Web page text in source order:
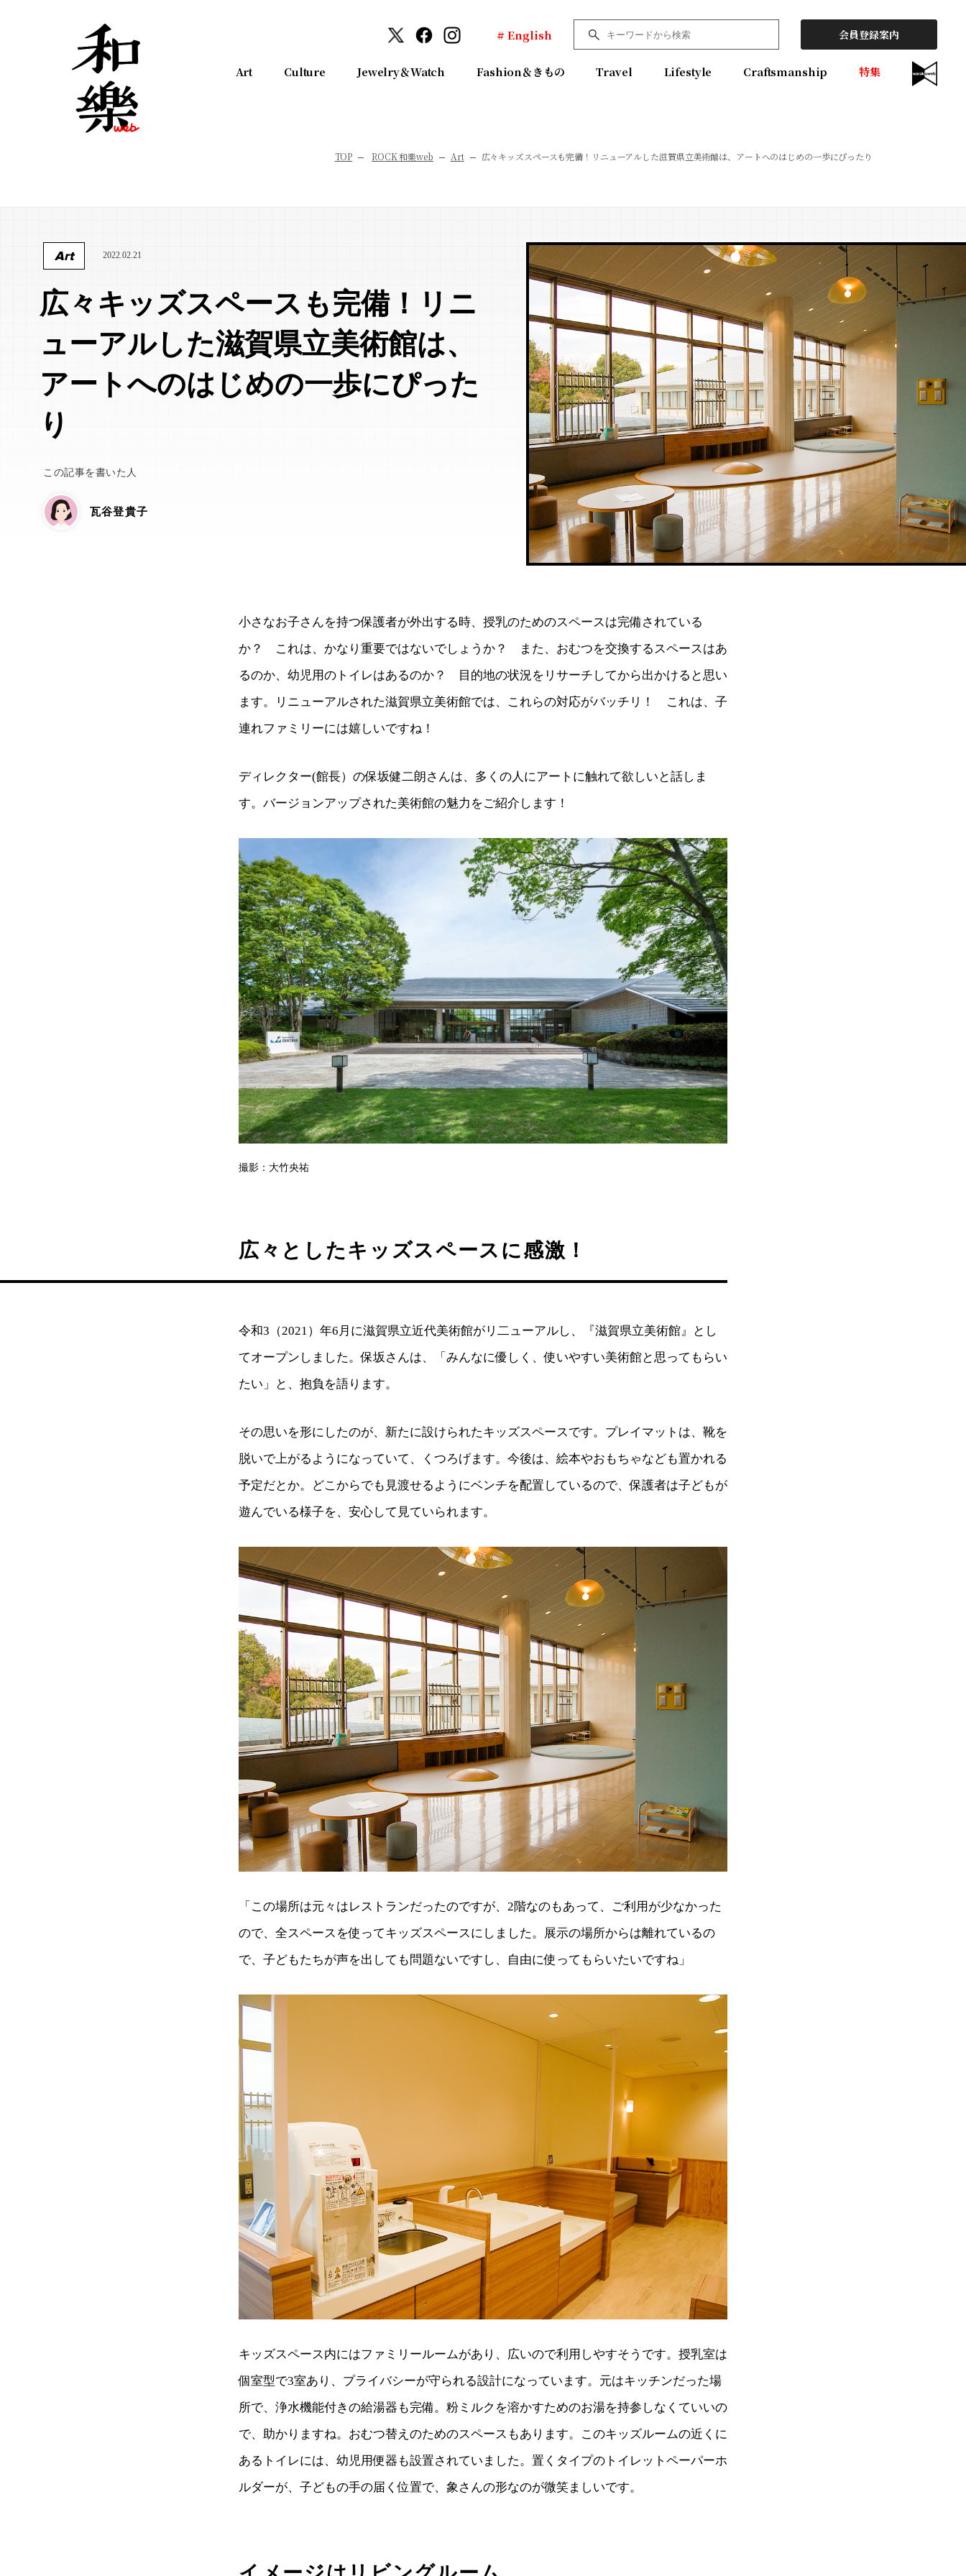
# English 会員登録案内
Art Culture Jewelry＆Watch Fashion＆きもの Travel Lifestyle Craftsmanship 特集
TOP ROCK 和樂web Art 広々キッズスペースも完備！リニューアルした滋賀県立美術館は、アートへのはじめの一歩にぴったり
Art 2022.02.21
広々キッズスペースも完備！リニ
ューアルした滋賀県立美術館は、
アートへのはじめの一歩にぴった
り
この記事を書いた人
瓦谷登貴子
小さなお子さんを持つ保護者が外出する時、授乳のためのスペースは完備されている
か？ これは、かなり重要ではないでしょうか？ また、おむつを交換するスペースはあ
るのか、幼児用のトイレはあるのか？ 目的地の状況をリサーチしてから出かけると思い
ます。リニューアルされた滋賀県立美術館では、これらの対応がバッチリ！ これは、子
連れファミリーには嬉しいですね！
ディレクター(館長）の保坂健二朗さんは、多くの人にアートに触れて欲しいと話しま
す。バージョンアップされた美術館の魅力をご紹介します！
撮影：大竹央祐
広々としたキッズスペースに感激！
令和3（2021）年6月に滋賀県立近代美術館がリ二ューアルし、『滋賀県立美術館』とし
てオープンしました。保坂さんは、「みんなに優しく、使いやすい美術館と思ってもらい
たい」と、抱負を語ります。
その思いを形にしたのが、新たに設けられたキッズスペースです。プレイマットは、靴を
脱いで上がるようになっていて、くつろげます。今後は、絵本やおもちゃなども置かれる
予定だとか。どこからでも見渡せるようにベンチを配置しているので、保護者は子どもが
遊んでいる様子を、安心して見ていられます。
「この場所は元々はレストランだったのですが、2階なのもあって、ご利用が少なかった
ので、全スペースを使ってキッズスペースにしました。展示の場所からは離れているの
で、子どもたちが声を出しても問題ないですし、自由に使ってもらいたいですね」
キッズスペース内にはファミリールームがあり、広いので利用しやすそうです。授乳室は
個室型で3室あり、プライバシーが守られる設計になっています。元はキッチンだった場
所で、浄水機能付きの給湯器も完備。粉ミルクを溶かすためのお湯を持参しなくていいの
で、助かりますね。おむつ替えのためのスペースもあります。このキッズルームの近くに
あるトイレには、幼児用便器も設置されていました。置くタイプのトイレットペーパーホ
ルダーが、子どもの手の届く位置で、象さんの形なのが微笑ましいです。